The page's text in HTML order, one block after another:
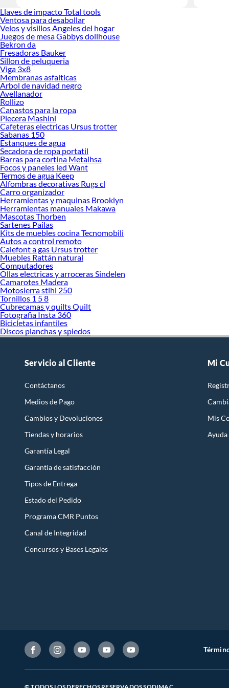
Llaves de impacto Total tools
Ventosa para desabollar
Velos y visillos Angeles del hogar
Juegos de mesa Gabbys dollhouse
Bekron da
Fresadoras Bauker
Sillon de peluqueria
Viga 3x8
Membranas asfalticas
Arbol de navidad negro
Avellanador
Rollizo
Canastos para la ropa
Piecera Mashini
Cafeteras electricas Ursus trotter
Sabanas 150
Estanques de agua
Secadora de ropa portatil
Barras para cortina Metalhsa
Focos y paneles led Want
Termos de agua Keep
Alfombras decorativas Rugs cl
Carro organizador
Herramientas y maquinas Brooklyn
Herramientas manuales Makawa
Mascotas Thorben
Sartenes Pailas
Kits de muebles cocina Tecnomobili
Autos a control remoto
Calefont a gas Ursus trotter
Muebles Rattán natural
Computadores
Ollas electricas y arroceras Sindelen
Camarotes Madera
Motosierra stihl 250
Tornillos 1 5 8
Cubrecamas y quilts Quilt
Fotografia Insta 360
Bicicletas infantiles
Discos planchas y spiedos
Servicio al Cliente
Contáctanos
Medios de Pago
Cambios y Devoluciones
Tiendas y horarios
Garantía Legal
Garantía de satisfacción
Tipos de Entrega
Estado del Pedido
Programa CMR Puntos
Canal de Integridad
Concursos y Bases Legales
Mi
Mis
Ayuda